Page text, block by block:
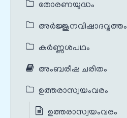
തോരണയുദ്ധം
അർജ്ജുനവിഷാദവൃത്തം
കർണ്ണശപഥം
അംബരീഷ ചരിതം
ഉത്തരാസ്വയംവരം
ഉത്തരാസ്വയംവരം